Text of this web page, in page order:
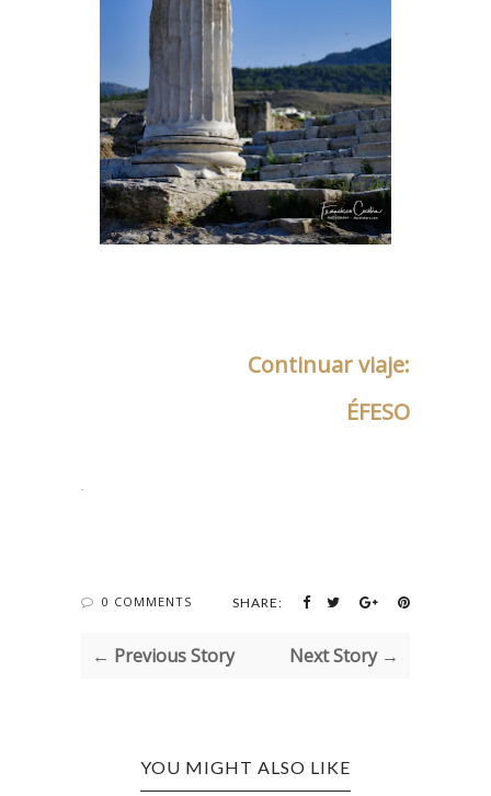
Continuar viaje:
ÉFESO
0 COMMENTS SHARE:
← Previous Story Next Story →
YOU MIGHT ALSO LIKE